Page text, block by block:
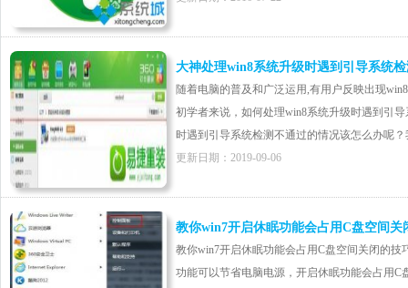
大神处理win8系统升级时遇到引导系统
随着电脑的普及和广泛运用,有用户反映出现
初学者来说，如何处理win8系统升级时遇到引
时遇到引导系统检测不通过的情况该怎么办呢
更新日期：2019-09-06
教你win7开启休眠功能会占用C盘空间关
教你win7开启休眠功能会占用C盘空间关闭的
功能可以节省电脑电源，开启休眠功能会占用